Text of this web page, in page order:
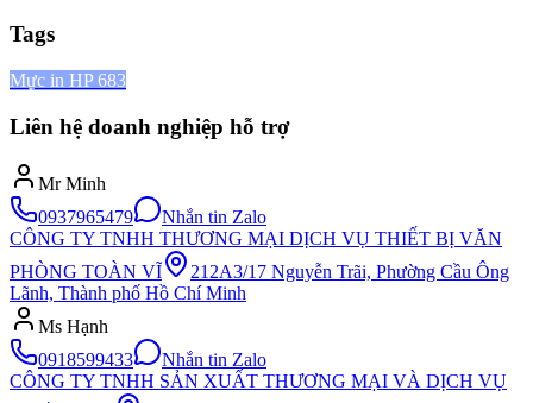
Tags
Mực in HP 683
Liên hệ doanh nghiệp hỗ trợ
Mr Minh
0937965479
Nhắn tin Zalo
CÔNG TY TNHH THƯƠNG MẠI DỊCH VỤ THIẾT BỊ VĂN
PHÒNG TOÀN VĨ
212A3/17 Nguyễn Trãi, Phường Cầu Ông
Lãnh, Thành phố Hồ Chí Minh
Ms Hạnh
0918599433
Nhắn tin Zalo
CÔNG TY TNHH SẢN XUẤT THƯƠNG MẠI VÀ DỊCH VỤ